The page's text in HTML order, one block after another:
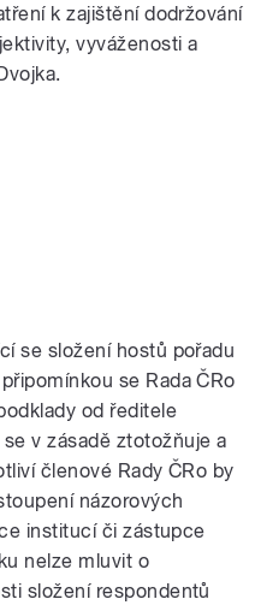
k zajištění dodržování
vyváženosti a
se složení hostů pořadu
se Rada ČRo
od ředitele
v zásadě ztotožňuje a
členové Rady ČRo by
názorových
institucí či zástupce
nelze mluvit o
složení respondentů